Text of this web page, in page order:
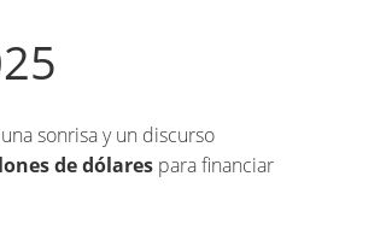
sonrisa y un discurso
de dólares para financiar